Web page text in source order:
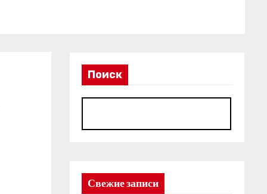
Поиск
Свежие записи